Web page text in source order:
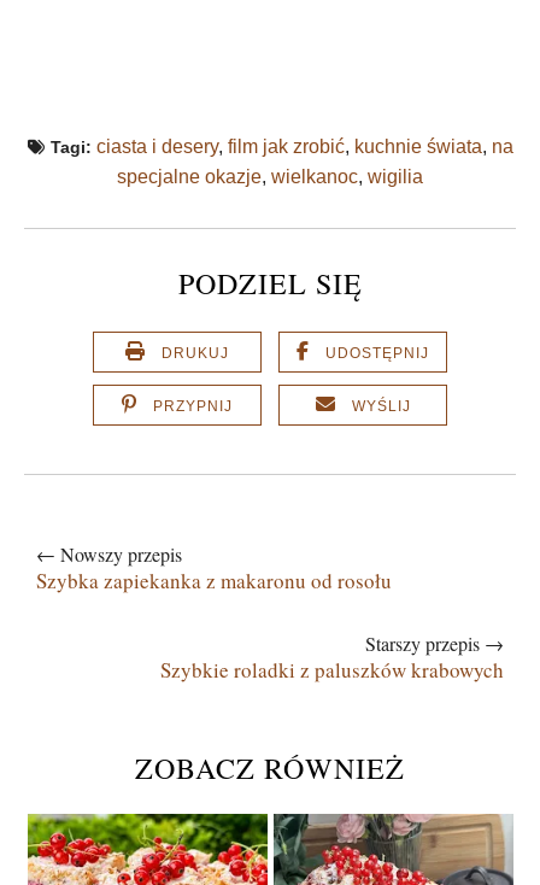
Tagi: ciasta i desery, film jak zrobić, kuchnie świata, na
specjalne okazje, wielkanoc, wigilia
PODZIEL SIĘ
DRUKUJ UDOSTĘPNIJ
PRZYPNIJ WYŚLIJ
← Nowszy przepis
Szybka zapiekanka z makaronu od rosołu
Starszy przepis →
Szybkie roladki z paluszków krabowych
ZOBACZ RÓWNIEŻ